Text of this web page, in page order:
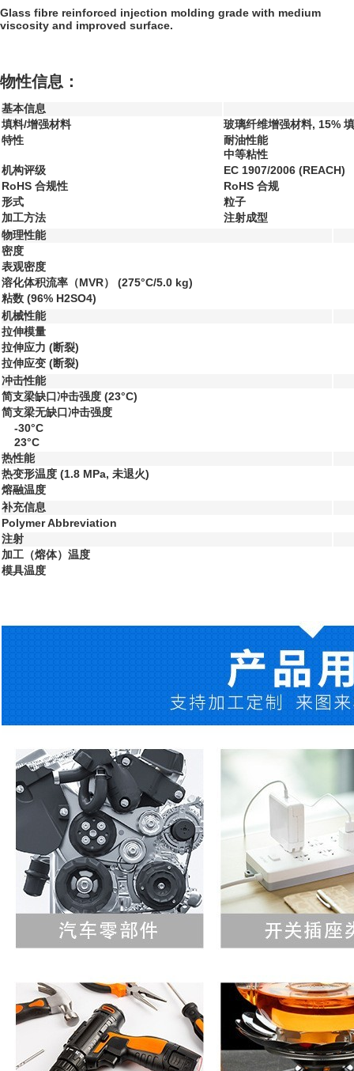
Glass fibre reinforced injection molding grade with medium
viscosity and improved surface.
物性信息：
基本信息
填料/增强材料
玻璃纤维增强材料, 15%
特性
耐油性能
中等粘性
机构评级
EC 1907/2006 (REACH)
RoHS 合规性
RoHS 合规
形式
粒子
加工方法
注射成型
物理性能
密度
表观密度
溶化体积流率（MVR） (275°C/5.0 kg)
粘数 (96% H2SO4)
机械性能
拉伸模量
拉伸应力 (断裂)
拉伸应变 (断裂)
冲击性能
简支梁缺口冲击强度 (23°C)
简支梁无缺口冲击强度
-30°C
23°C
热性能
热变形温度 (1.8 MPa, 未退火)
熔融温度
补充信息
Polymer Abbreviation
注射
加工（熔体）温度
模具温度